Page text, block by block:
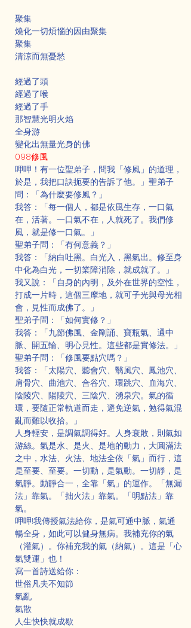
聚集
燒化一切煩惱的因由聚集
聚集
清涼而無憂愁
經過了頭
經過了喉
經過了手
那智慧光明火焰
全身游
變化出無量光身的佛
098修風
呷呷！有一位聖弟子，問我「修風」的道理，
於是，我把口訣扼要的告訴了他。」聖弟子
問：「為什麼要修風？」
我答：「每一個人，都是依風生存，一口氣
在，活著。一口氣不在，人就死了。我們修
風，就是修一口氣。」
聖弟子問：「有何意義？」
我答：「納白吐黑。白光入，黑氣出。修至身
中化為白光，一切業障消除，就成就了。」
我又說：「自身的內明，及外在世界的空性，
打成一片時，這個三摩地，就可子光與母光相
會，見性而成佛了。」
聖弟子問：「如何實修？」
我答：「九節佛風、金剛誦、寶瓶氣、通中
脈、開五輪、明心見性。這些都是實修法。」
聖弟子問：「修風要點穴嗎？」
我答：「太陽穴、聽會穴、翳風穴、鳳池穴、
肩骨穴、曲池穴、合谷穴、環跳穴、血海穴、
陰陵穴、陽陵穴、三陰穴、湧泉穴。氣的循
環，要隨正常軌道而走，避免逆氣，勉得氣混
亂而難以收拾。」
人身輕安，是調氣調得好。人身衰敗，則氣如
游絲。氣是水、是火、是地的動力，大圓滿法
之中，水法、火法、地法全依「氣」而行，這
是至要、至要。一切動，是氣動。一切靜，是
氣靜。動靜合一，全靠「氣」的運作。「無漏
法」靠氣。「拙火法」靠氣。「明點法」靠
氣。
呷呷!我傳授氣法給你，是氣可通中脈，氣通
暢全身，如此可以健身無病。我補充你的氣
（灌氣）。你補充我的氣（納氣）。這是「心
氣雙運」也！
寫一首詩送給你：
世俗凡夫不知節
氣亂
氣散
人生快快就成歇